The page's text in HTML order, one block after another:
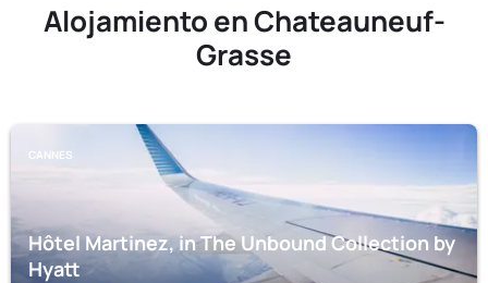
Alojamiento en Chateauneuf-
Grasse
CANNES
Hôtel Martinez, in The Unbound Collection by
Hyatt